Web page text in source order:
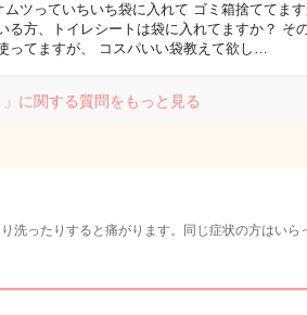
ツっていちいち袋に入れて ゴミ箱捨ててます
る方、トイレシートは袋に入れてますか？ そ
ってますが、 コスパいい袋教えて欲し…
」に関する質問をもっと見る
洗ったりすると痛がります。同じ症状の方はいら